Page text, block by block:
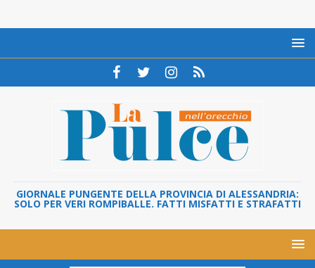
GIORNALE PUNGENTE DELLA PROVINCIA DI ALESSANDRIA:
SOLO PER VERI ROMPIBALLE. FATTI MISFATTI E STRAFATTI